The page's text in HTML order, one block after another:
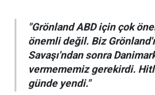
"Grönland ABD için çok
önemli değil. Biz
Savaşı'ndan sonra
vermememiz gerekirdi.
günde yendi."